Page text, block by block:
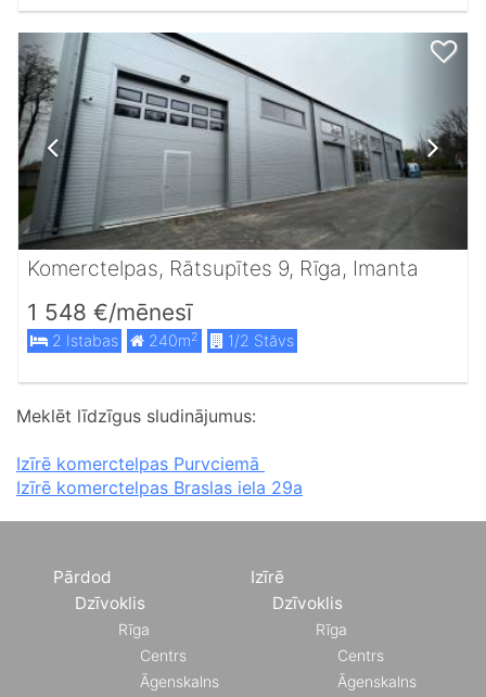
Komerctelpas, Rātsupītes 9, Rīga, Imanta
1 548 €/mēnesī
2 Istabas 240m2 1/2 Stāvs
Meklēt līdzīgus sludinājumus:
Izīrē komerctelpas Purvciemā
Izīrē komerctelpas Braslas iela 29a
Pārdod
Dzīvoklis
Rīga
Centrs
Āgenskalns
Izīrē
Dzīvoklis
Rīga
Centrs
Āgenskalns